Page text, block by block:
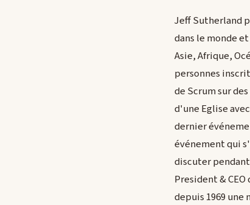
Jeff Sutherland
dans le monde
Asie, Afrique,
personnes
de Scrum sur
d'une Eglise
dernier
événement qui
discuter
President & CEO
depuis 1969